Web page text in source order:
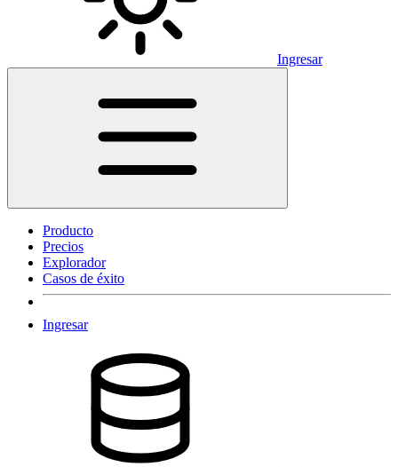
Ingresar
Producto
Precios
Explorador
Casos de éxito
Ingresar